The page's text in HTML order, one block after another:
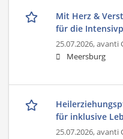
Mit Herz &
für die
25.07.2026,avanti
Meersburg
für inklusive
25.07.2026,avanti